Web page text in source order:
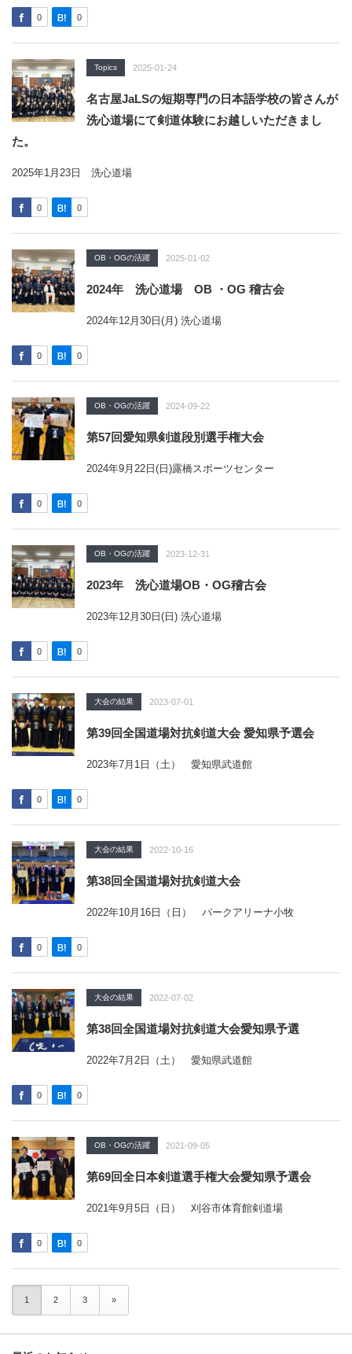
0 0
Topics 2025-01-24
名古屋JaLSの短期専門の日本語学校の皆さんが
洗心道場にて剣道体験にお越しいただきまし
た。
2025年1月23日 洗心道場
0 0
OB・OGの活躍 2025-01-02
2024年 洗心道場 OB ・OG 稽古会
2024年12月30日(月) 洗心道場
0 0
OB・OGの活躍 2024-09-22
第57回愛知県剣道段別選手権大会
2024年9月22日(日)露橋スポーツセンター
0 0
OB・OGの活躍 2023-12-31
2023年 洗心道場OB・OG稽古会
2023年12月30日(日) 洗心道場
0 0
大会の結果 2023-07-01
第39回全国道場対抗剣道大会 愛知県予選会
2023年7月1日（土） 愛知県武道館
0 0
大会の結果 2022-10-16
第38回全国道場対抗剣道大会
2022年10月16日（日） パークアリーナ小牧
0 0
大会の結果 2022-07-02
第38回全国道場対抗剣道大会愛知県予選
2022年7月2日（土） 愛知県武道館
0 0
OB・OGの活躍 2021-09-05
第69回全日本剣道選手権大会愛知県予選会
2021年9月5日（日） 刈谷市体育館剣道場
0 0
1 2 3 »